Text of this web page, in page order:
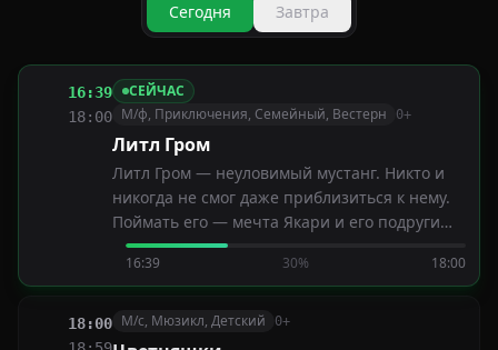
Сегодня Завтра
16:39
18:00
СЕЙЧАС
М/ф, Приключения, Семейный, Вестерн
0+
Литл Гром
Литл Гром — неуловимый мустанг. Никто и
никогда не смог даже приблизиться к нему.
Поймать его — мечта Якари и его подруги
Радуги. Наделённый даром разговаривать с
животными, Якари отправляется в
16:39 30% 18:00
18:00 М/с, Мюзикл, Детский 0+